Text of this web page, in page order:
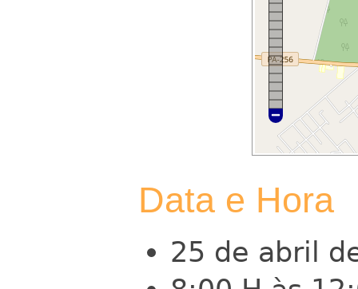
Data e Hora
25 de abril